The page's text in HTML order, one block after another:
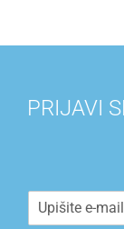
PRIJAVI
m